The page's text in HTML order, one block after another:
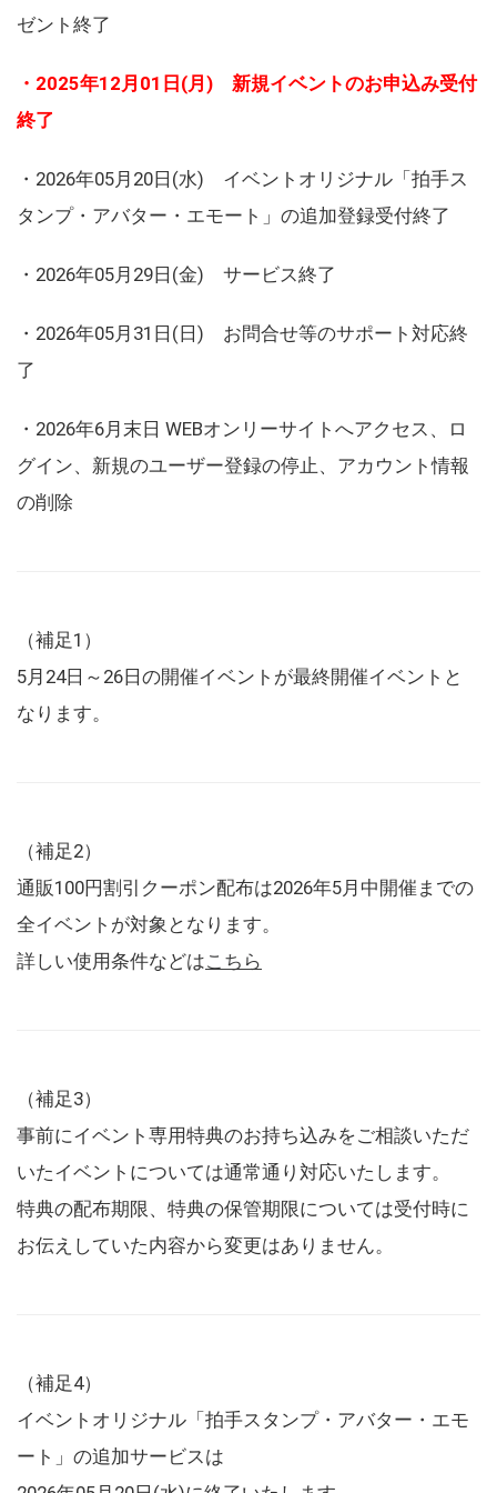
ゼント終了
・2025年12月01日(月) 新規イベントのお申込み受付
終了
・2026年05月20日(水) イベントオリジナル「拍手ス
タンプ・アバター・エモート」の追加登録受付終了
・2026年05月29日(金) サービス終了
・2026年05月31日(日) お問合せ等のサポート対応終
了
・2026年6月末日 WEBオンリーサイトへアクセス、ロ
グイン、新規のユーザー登録の停止、アカウント情報
の削除
（補足1）
5月24日～26日の開催イベントが最終開催イベントと
なります。
（補足2）
通販100円割引クーポン配布は2026年5月中開催までの
全イベントが対象となります。
詳しい使用条件などはこちら
（補足3）
事前にイベント専用特典のお持ち込みをご相談いただ
いたイベントについては通常通り対応いたします。
特典の配布期限、特典の保管期限については受付時に
お伝えしていた内容から変更はありません。
（補足4）
イベントオリジナル「拍手スタンプ・アバター・エモ
ート」の追加サービスは